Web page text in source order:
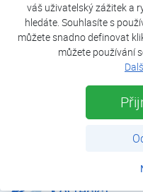
váš uživatelský zážitek a
hledáte. Souhlasíte s
můžete snadno definovat
můžete používání
Jedna split nástěnná
montáž bez velkých